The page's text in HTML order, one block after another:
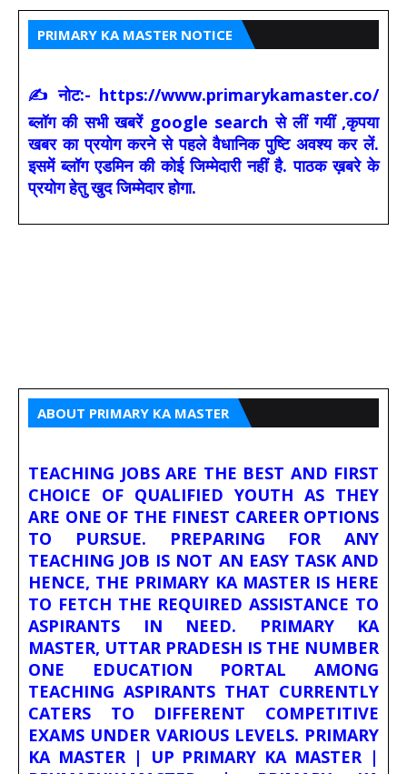
PRIMARY KA MASTER NOTICE
✍ नोट:- https://www.primarykamaster.co/
ब्लॉग की सभी खबरें google search से लीं गयीं ,कृपया
खबर का प्रयोग करने से पहले वैधानिक पुष्टि अवश्य कर लें.
इसमें ब्लॉग एडमिन की कोई जिम्मेदारी नहीं है. पाठक ख़बरे के
प्रयोग हेतु खुद जिम्मेदार होगा.
ABOUT PRIMARY KA MASTER
TEACHING JOBS ARE THE BEST AND FIRST
CHOICE OF QUALIFIED YOUTH AS THEY
ARE ONE OF THE FINEST CAREER OPTIONS
TO PURSUE. PREPARING FOR ANY
TEACHING JOB IS NOT AN EASY TASK AND
HENCE, THE PRIMARY KA MASTER IS HERE
TO FETCH THE REQUIRED ASSISTANCE TO
ASPIRANTS IN NEED. PRIMARY KA
MASTER, UTTAR PRADESH IS THE NUMBER
ONE EDUCATION PORTAL AMONG
TEACHING ASPIRANTS THAT CURRENTLY
CATERS TO DIFFERENT COMPETITIVE
EXAMS UNDER VARIOUS LEVELS. PRIMARY
KA MASTER | UP PRIMARY KA MASTER |